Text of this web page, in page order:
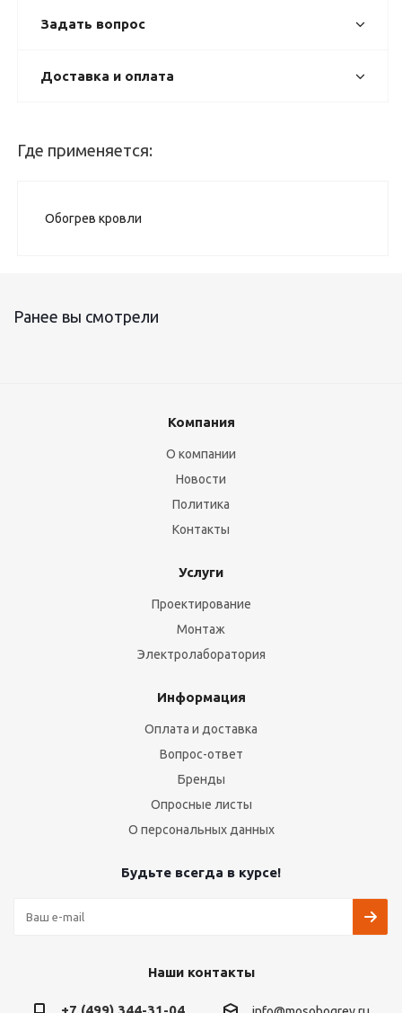
Задать вопрос
Доставка и оплата
Где применяется:
Обогрев кровли
Ранее вы смотрели
Компания
О компании
Новости
Политика
Контакты
Услуги
Проектирование
Монтаж
Электролаборатория
Информация
Оплата и доставка
Вопрос-ответ
Бренды
Опросные листы
О персональных данных
Будьте всегда в курсе!
Наши контакты
+7 (499) 344-31-04